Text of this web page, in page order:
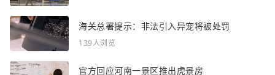
海关总署提示：非法引入异宠将被处罚
139人浏览
官方回应河南一景区推出虎景房